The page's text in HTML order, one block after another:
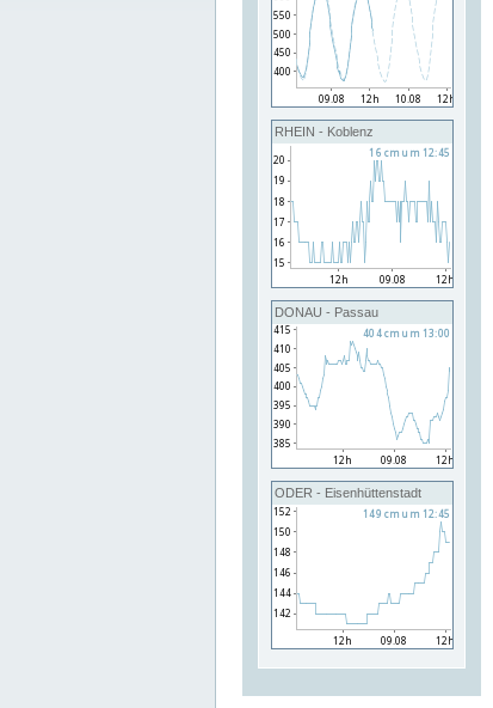
RHEIN - Koblenz
DONAU - Passau
ODER - Eisenhüttenstadt